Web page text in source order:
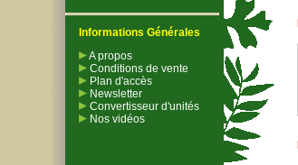
Informations Générales
A propos
Conditions de vente
Plan d'accès
Newsletter
Convertisseur d'unités
Nos vidéos